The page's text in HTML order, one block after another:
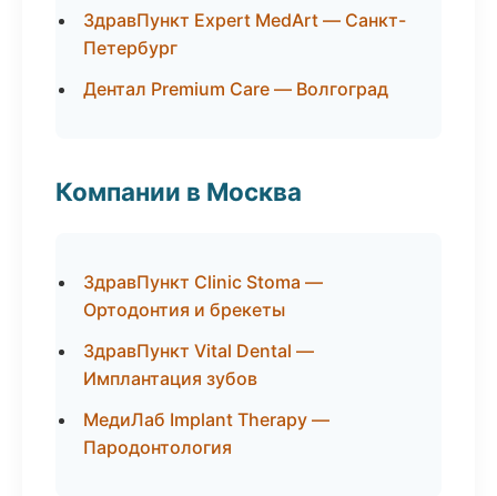
ЗдравПункт Expert MedArt — Санкт-
Петербург
Дентал Premium Care — Волгоград
Компании в Москва
ЗдравПункт Clinic Stoma —
Ортодонтия и брекеты
ЗдравПункт Vital Dental —
Имплантация зубов
МедиЛаб Implant Therapy —
Пародонтология